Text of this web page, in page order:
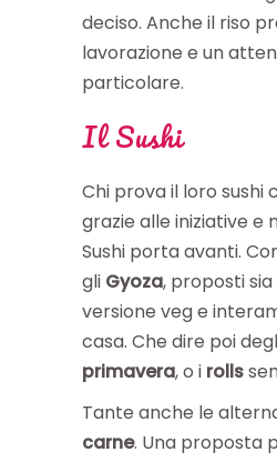
deciso. Anche il riso
lavorazione e un
particolare.
Il Sushi
Chi prova il loro sushi
grazie alle iniziative e
Sushi porta avanti.
gli Gyoza, proposti
versione veg e
casa. Che dire poi
primavera, o i rolls
Tante anche le
carne. Una proposta